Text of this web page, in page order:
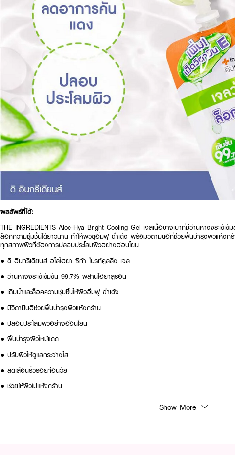
ผลลัพธ์ที่ได้:
THE INGREDIENTS Aloe-Hya Bright Cooling Gel เจลเนื้อบางเบาที่มีว่านหางจระเข้
ล็อคความชุ่มชื้นได้ยาวนาน ทำให้ผิวดูอิ่มฟู ฉ่ำเด้ง พร้อมวิตามินอีที่ช่วยฟื้นบำรุงผิวแห้งกร้า
ทุกสภาพผิวที่ต้องการปลอบประโลมผิวอย่างอ่อนโยน
● ดิ อินกรีเดียนส์ อโลไฮยา ซิก้า ไบรท์คูลลิ่ง เจล
● ว่านหางจระเข้เข้มข้น 99.7% ผสานไฮยาลูรอน
● เติมน้ำและล็อคความชุ่มชื้นให้ผิวอิ่มฟู ฉ่ำเด้ง
● มีวิตามินอีช่วยฟื้นบำรุงผิวแห้งกร้าน
● ปลอบประโลมผิวอย่างอ่อนโยน
● ฟื้นบำรุงผิวไหม้แดด
● ปรับผิวให้ดูแลกระจ่างใส
● ลดเลือนริ้วรอยก่อนวัย
● ช่วยให้ผิวไม่แห้งกร้าน
Show More